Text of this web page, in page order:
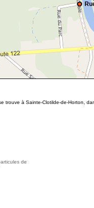
trouve à Sainte-Clotilde-de-Horton,
de